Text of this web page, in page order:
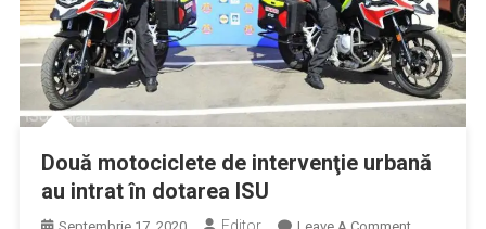
Două motociclete de intervenţie urbană
au intrat în dotarea ISU
On